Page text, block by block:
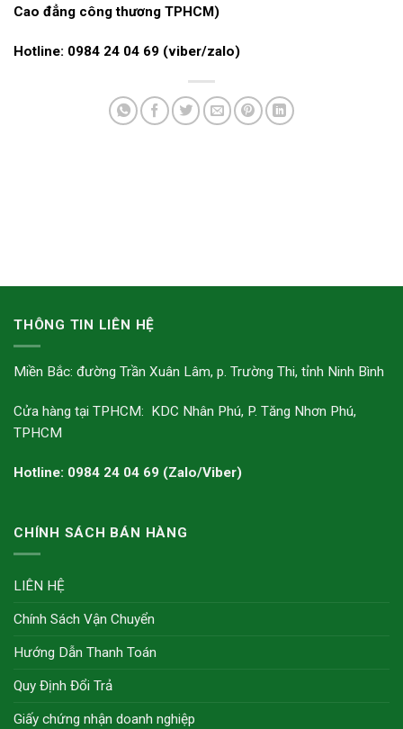
Cao đẳng công thương TPHCM)
Hotline: 0984 24 04 69 (viber/zalo)
THÔNG TIN LIÊN HỆ
Miền Bắc: đường Trần Xuân Lâm, p. Trường Thi, tỉnh Ninh Bình
Cửa hàng tại TPHCM: KDC Nhân Phú, P. Tăng Nhơn Phú,
TPHCM
Hotline: 0984 24 04 69 (Zalo/Viber)
CHÍNH SÁCH BÁN HÀNG
LIÊN HỆ
Chính Sách Vận Chuyển
Hướng Dẫn Thanh Toán
Quy Định Đổi Trả
Giấy chứng nhận doanh nghiệp